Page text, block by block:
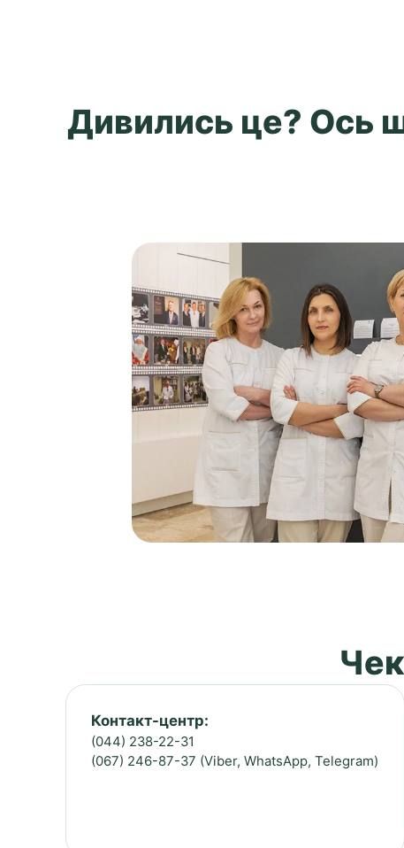
Дивились це? Ось
Контакт-центр:
(044) 238-22-31
(067) 246-87-37 (Viber, WhatsApp, Telegram)